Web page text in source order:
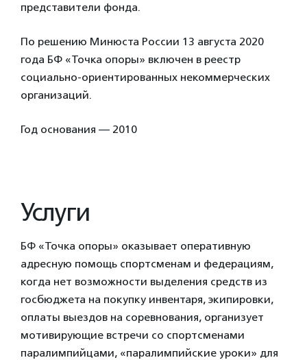
представители фонда.
По решению Минюста России 13 августа 2020
года БФ «Точка опоры» включен в реестр
социально-ориентированных некоммерческих
организаций.
Год основания — 2010
Услуги
БФ «Точка опоры» оказывает оперативную
адресную помощь спортсменам и федерациям,
когда нет возможности выделения средств из
госбюджета на покупку инвентаря, экипировки,
оплаты выездов на соревнования, организует
мотивирующие встречи со спортсменами
паралимпийцами, «паралимпийские уроки» для